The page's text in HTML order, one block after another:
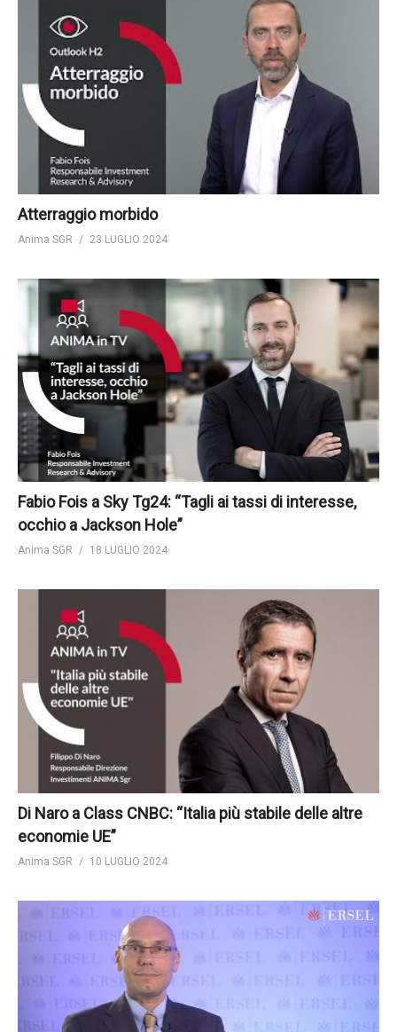
Atterraggio morbido
Anima SGR 23 LUGLIO 2024
Fabio Fois a Sky Tg24: “Tagli ai tassi di interesse,
occhio a Jackson Hole”
Anima SGR 18 LUGLIO 2024
Di Naro a Class CNBC: “Italia più stabile delle altre
economie UE”
Anima SGR 10 LUGLIO 2024